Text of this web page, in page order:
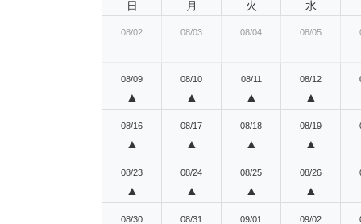
日 月 火 水
08/02 08/03 08/04 08/05
08/09
▲
08/10
▲
08/11
▲
08/12
▲
08/16
▲
08/17
▲
08/18
▲
08/19
▲
08/23
▲
08/24
▲
08/25
▲
08/26
▲
08/30 08/31 09/01 09/02